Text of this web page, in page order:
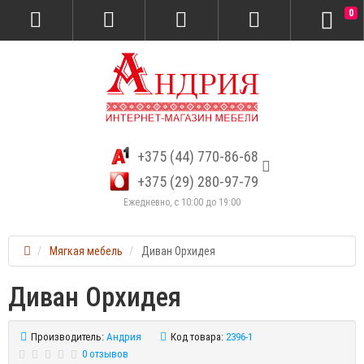
+375 (44) 770-86-68
+375 (29) 280-97-79
Ежедневно, с 10:00 до 19:00
0
Мягкая мебель Диван Орхидея
Диван Орхидея
Производитель: Андрия Код товара: 2396-1
0 отзывов